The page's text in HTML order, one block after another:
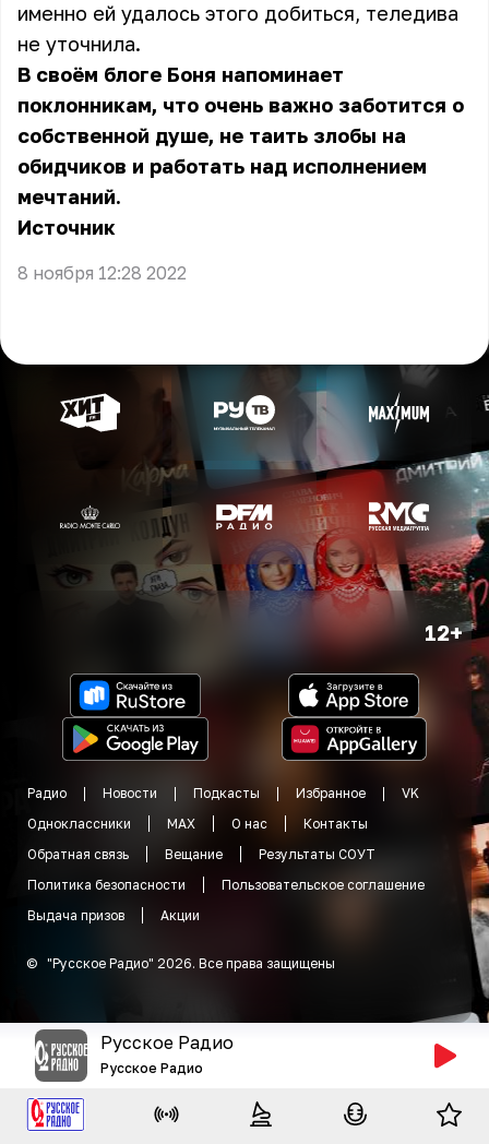
именно ей удалось этого добиться, теледива
не уточнила.
В своём блоге Боня напоминает
поклонникам, что очень важно заботится о
собственной душе, не таить злобы на
обидчиков и работать над исполнением
мечтаний.
Источник
8 ноября 12:28 2022
12+
Радио Новости Подкасты Избранное
VK
Одноклассники
MAX О нас
Контакты
Обратная связь
Вещание
Результаты СОУТ
Политика безопасности
Пользовательское соглашение
Выдача призов
Акции
© "Русское Радио" 2026. Все права защищены
Русское Радио
Русское Радио